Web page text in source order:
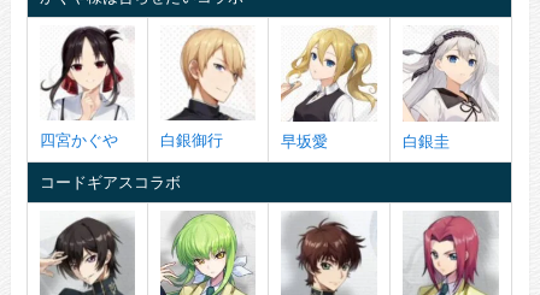
四宮かぐや 白銀御行 早坂愛 白銀圭
コードギアスコラボ